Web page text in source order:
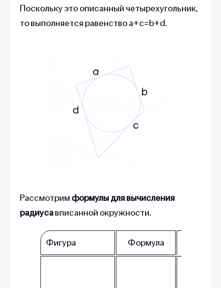
Поскольку это описанный четырехугольник,
то выполняется равенство a+c=b+d.
Рассмотрим формулы для вычисления
радиусавписанной окружности.
Фигура Формула